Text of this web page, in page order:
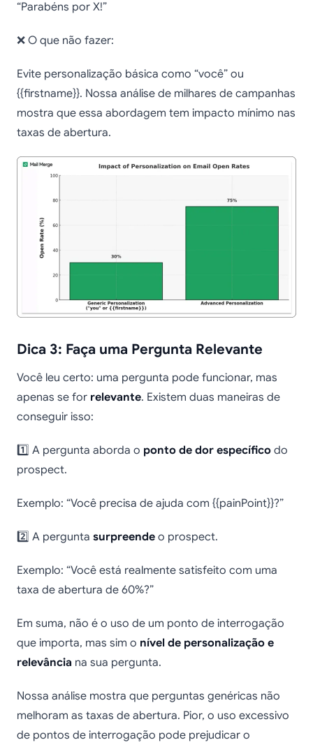
“Parabéns por X!”
❌ O que não fazer:
Evite personalização básica como “você” ou
{{firstname}}. Nossa análise de milhares de campanhas
mostra que essa abordagem tem impacto mínimo nas
taxas de abertura.
Dica 3: Faça uma Pergunta Relevante
Você leu certo: uma pergunta pode funcionar, mas
apenas se for relevante. Existem duas maneiras de
conseguir isso:
1️⃣ A pergunta aborda o ponto de dor específico do
prospect.
Exemplo: “Você precisa de ajuda com {{painPoint}}?”
2️⃣ A pergunta surpreende o prospect.
Exemplo: “Você está realmente satisfeito com uma
taxa de abertura de 60%?”
Em suma, não é o uso de um ponto de interrogação
que importa, mas sim o nível de personalização e
relevância na sua pergunta.
Nossa análise mostra que perguntas genéricas não
melhoram as taxas de abertura. Pior, o uso excessivo
de pontos de interrogação pode prejudicar o